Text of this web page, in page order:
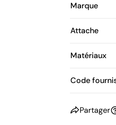
Marque
Attache
Matériaux
Code
Partager